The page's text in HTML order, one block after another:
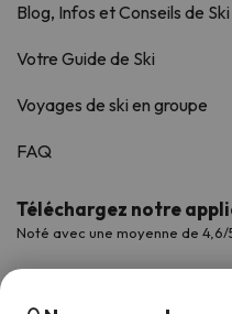
Blog, Infos et Conseils de Ski
Votre Guide de Ski
Voyages de ski en groupe
FAQ
Téléchargez notre
Noté avec une moyenne de 4,6/